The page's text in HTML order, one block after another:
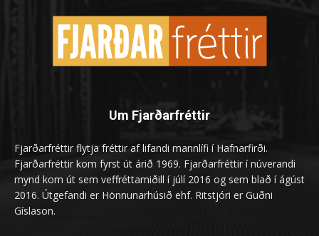
Um Fjarðarfréttir
Fjarðarfréttir flytja fréttir af lifandi mannlífi í Hafnarfirði.
Fjarðarfréttir kom fyrst út árið 1969. Fjarðarfréttir í núverandi
mynd kom út sem veffréttamiðill í júlí 2016 og sem blað í ágúst
2016. Útgefandi er Hönnunarhúsið ehf. Ritstjóri er Guðni
Gíslason.